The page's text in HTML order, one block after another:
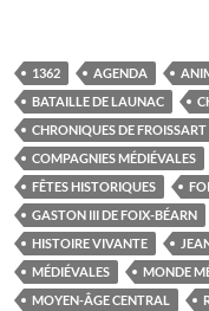
1362 AGENDA
BATAILLE DE LAUNAC
CHRONIQUES DE FROISSART
COMPAGNIES MÉDIÉVALES
FÊTES HISTORIQUES
GASTON III DE FOIX-BÉARN
HISTOIRE VIVANTE
MÉDIÉVALES
MONDE
MOYEN-ÂGE CENTRAL